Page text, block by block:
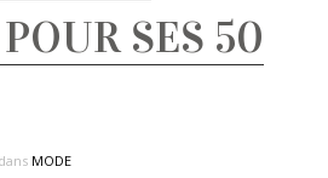
SES 50
MODE